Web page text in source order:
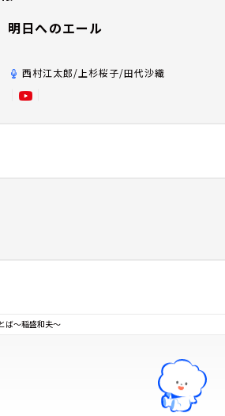
明日へのエール
西村江太郎/上杉桜子/田代沙織
ば～稲盛和夫～